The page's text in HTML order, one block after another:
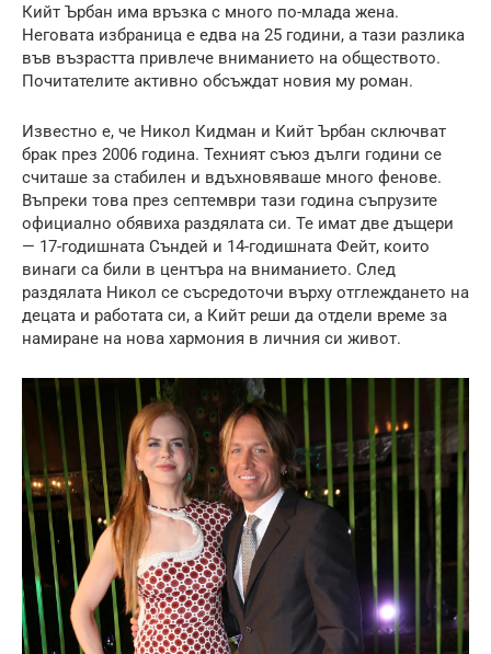
Кийт Ърбан има връзка с много по-млада жена.
Неговата избраница е едва на 25 години, а тази разлика
във възрастта привлече вниманието на обществото.
Почитателите активно обсъждат новия му роман.
Известно е, че Никол Кидман и Кийт Ърбан сключват
брак през 2006 година. Техният съюз дълги години се
считаше за стабилен и вдъхновяваше много фенове.
Въпреки това през септември тази година съпрузите
официално обявиха раздялата си. Те имат две дъщери
— 17-годишната Съндей и 14-годишната Фейт, които
винаги са били в центъра на вниманието. След
раздялата Никол се съсредоточи върху отглеждането на
децата и работата си, а Кийт реши да отдели време за
намиране на нова хармония в личния си живот.